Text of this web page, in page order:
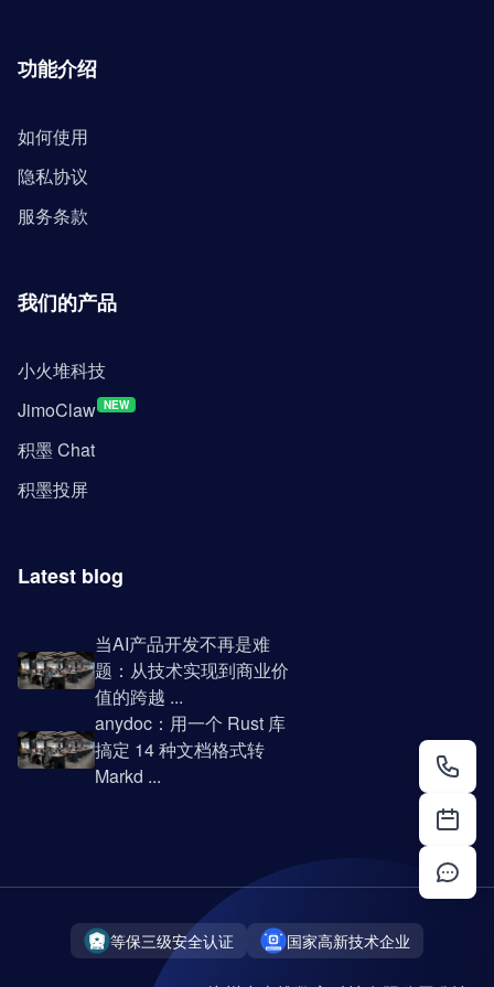
功能介绍
如何使用
隐私协议
服务条款
我们的产品
小火堆科技
JimoClaw NEW
积墨 Chat
积墨投屏
Latest blog
当AI产品开发不再是难
题：从技术实现到商业价
值的跨越 ...
anydoc：用一个 Rust 库
搞定 14 种文档格式转
Markd ...
等保三级安全认证 国家高新技术企业